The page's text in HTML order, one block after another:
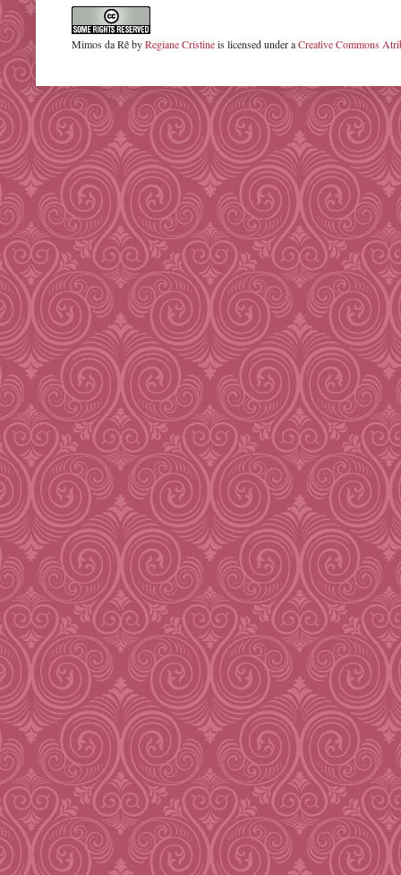
Mimos da RêbyRegiane Cristineis licensed under aCreative Commons